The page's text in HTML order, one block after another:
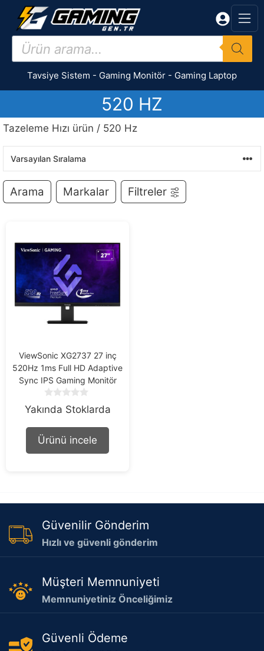
İçeriğe
Products
search
Tavsiye Sistem - Gaming Monitör - Gaming Laptop
520 HZ
Tazeleme Hızı ürün / 520 Hz
Arama Markalar Filtreler
ViewSonic XG2737 27 inç
520Hz 1ms Full HD Adaptive
Sync IPS Gaming Monitör
o
o
f
Yakında Stoklarda
Ürünü incele
Güvenilir Gönderim
Hızlı ve güvenli gönderim
Müşteri Memnuniyeti
Memnuniyetiniz Önceliğimiz
Güvenli Ödeme